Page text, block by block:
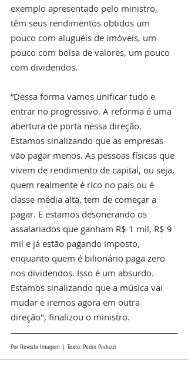
exemplo apresentado pelo ministro,
têm seus rendimentos obtidos um
pouco com aluguéis de imóveis, um
pouco com bolsa de valores, um pouco
com dividendos.
“Dessa forma vamos unificar tudo e
entrar no progressivo. A reforma é uma
abertura de porta nessa direção.
Estamos sinalizando que as empresas
vão pagar menos. As pessoas físicas que
vivem de rendimento de capital, ou seja,
quem realmente é rico no país ou é
classe média alta, tem de começar a
pagar. E estamos desonerando os
assalariados que ganham R$ 1 mil, R$ 9
mil e já estão pagando imposto,
enquanto quem é bilionário paga zero
nos dividendos. Isso é um absurdo.
Estamos sinalizando que a música vai
mudar e iremos agora em outra
direção", finalizou o ministro.
Por Revista Imagem | Texto: Pedro Peduzzi